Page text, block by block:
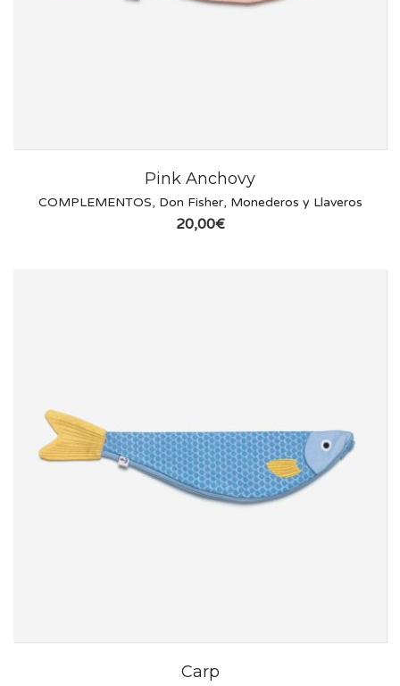
Pink Anchovy
COMPLEMENTOS, Don Fisher, Monederos y Llaveros
20,00€
Carp